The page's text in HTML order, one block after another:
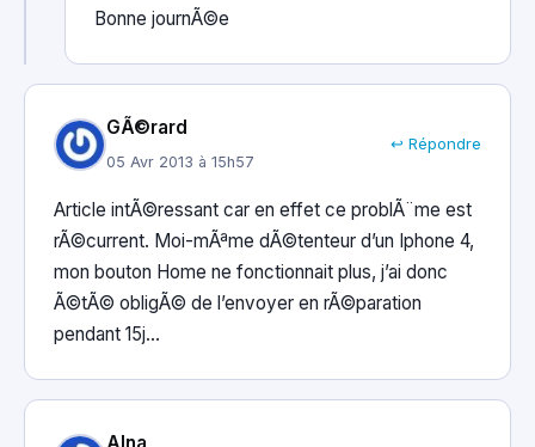
Bonne journÃ©e
GÃ©rard
05 Avr 2013 à 15h57
↩ Répondre
Article intÃ©ressant car en effet ce problÃ¨me est
rÃ©current. Moi-mÃªme dÃ©tenteur d’un Iphone 4,
mon bouton Home ne fonctionnait plus, j’ai donc
Ã©tÃ© obligÃ© de l’envoyer en rÃ©paration
pendant 15j…
AIna